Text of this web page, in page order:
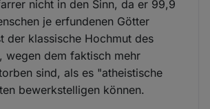
nicht in den Sinn, da er 99,9
je erfundenen Götter
der klassische Hochmut des
wegen dem faktisch mehr
sind, als es "atheistische
bewerkstelligen können.